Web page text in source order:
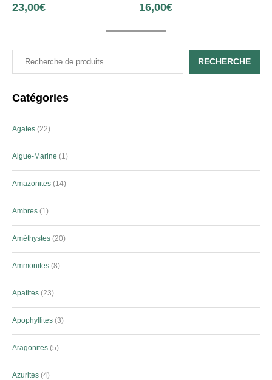
23,00€ 16,00€
RECHERCHE
Catégories
Agates 22
Aigue-Marine 1
Amazonites 14
Ambres 1
Améthystes 20
Ammonites 8
Apatites 23
Apophyllites 3
Aragonites 5
Azurites 4